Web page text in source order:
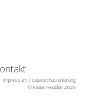
Impressum |Datenschutzerklärung
© Fabian Heublein 2026